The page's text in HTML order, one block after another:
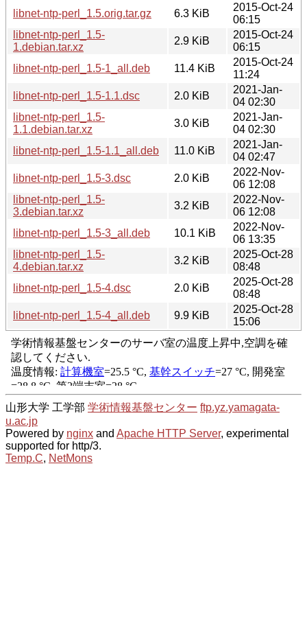
libnet-ntp-perl_1.5.orig.tar.gz
6.3 KiB
2015-Oct-24
06:15
libnet-ntp-perl_1.5-
1.debian.tar.xz
2.9 KiB
2015-Oct-24
06:15
libnet-ntp-perl_1.5-1_all.deb
11.4 KiB
2015-Oct-24
11:24
libnet-ntp-perl_1.5-1.1.dsc
2.0 KiB
2021-Jan-
04 02:30
libnet-ntp-perl_1.5-
1.1.debian.tar.xz
3.0 KiB
2021-Jan-
04 02:30
libnet-ntp-perl_1.5-1.1_all.deb
11.0 KiB
2021-Jan-
04 02:47
libnet-ntp-perl_1.5-3.dsc
2.0 KiB
2022-Nov-
06 12:08
libnet-ntp-perl_1.5-
3.debian.tar.xz
3.2 KiB
2022-Nov-
06 12:08
libnet-ntp-perl_1.5-3_all.deb
10.1 KiB
2022-Nov-
06 13:35
libnet-ntp-perl_1.5-
4.debian.tar.xz
3.2 KiB
2025-Oct-28
08:48
libnet-ntp-perl_1.5-4.dsc
2.0 KiB
2025-Oct-28
08:48
libnet-ntp-perl_1.5-4_all.deb
9.9 KiB
2025-Oct-28
15:06
山形大学 工学部 学術情報基盤センター ftp.yz.yamagata-
u.ac.jp
Powered by nginx and Apache HTTP Server, experimental
supported for http/3.
Temp.C, NetMons